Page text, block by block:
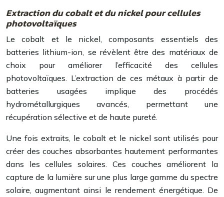
Extraction du cobalt et du nickel pour cellules
photovoltaïques
Le cobalt et le nickel, composants essentiels des
batteries lithium-ion, se révèlent être des matériaux de
choix pour améliorer l’efficacité des cellules
photovoltaïques. L’extraction de ces métaux à partir de
batteries usagées implique des procédés
hydrométallurgiques avancés, permettant une
récupération sélective et de haute pureté.
Une fois extraits, le cobalt et le nickel sont utilisés pour
créer des couches absorbantes hautement performantes
dans les cellules solaires. Ces couches améliorent la
capture de la lumière sur une plus large gamme du spectre
solaire, augmentant ainsi le rendement énergétique. De